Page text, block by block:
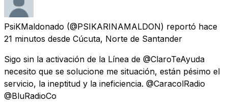
PsiKMaldonado (@PSIKARINAMALDON) reportó hace
21 minutos desde Cúcuta, Norte de Santander
Sigo sin la activación de la Línea de @ClaroTeAyuda
necesito que se solucione me situación, están pésimo el
servicio, la ineptitud y la ineficiencia. @CaracolRadio
@BluRadioCo